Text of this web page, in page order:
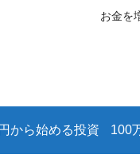
お金を
から始める投資 100